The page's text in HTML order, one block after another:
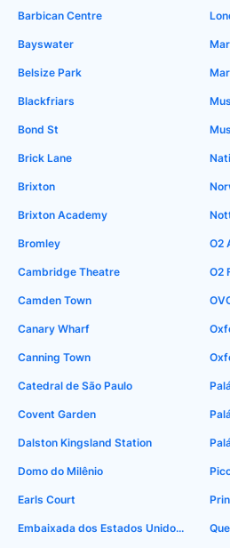
Barbican Centre
Bayswater
Belsize Park
Blackfriars
Bond St
Brick Lane
Brixton
Brixton Academy
Bromley
Cambridge Theatre
Camden Town
Canary Wharf
Canning Town
Catedral de São Paulo
Covent Garden
Dalston Kingsland Station
Domo do Milênio
Earls Court
Embaixada dos Estados Unidos em Londres
O2
O2